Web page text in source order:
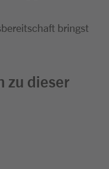
bringst
zu dieser